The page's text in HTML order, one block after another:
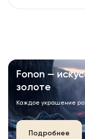
Fonon —
золоте
Каждое украшение
Подробнее